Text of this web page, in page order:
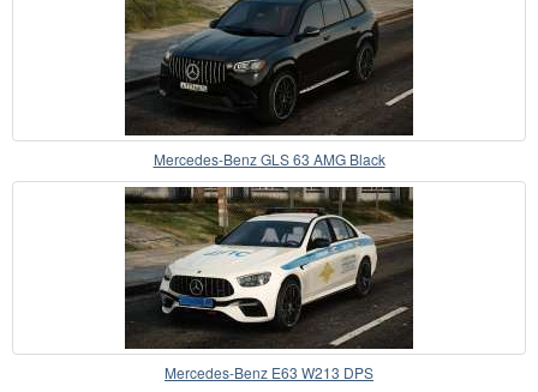
Mercedes-Benz GLS 63 AMG Black
Mercedes-Benz E63 W213 DPS